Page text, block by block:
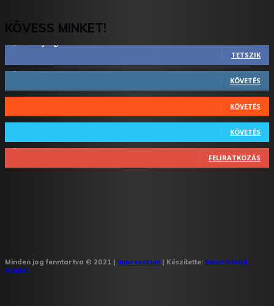
KÖVESS MINKET!
TETSZIK
KÖVETÉS
KÖVETÉS
KÖVETÉS
FELIRATKOZÁS
Minden jog fenntartva © 2021 | Impresszum | Készítette: Smartcloud
Digital